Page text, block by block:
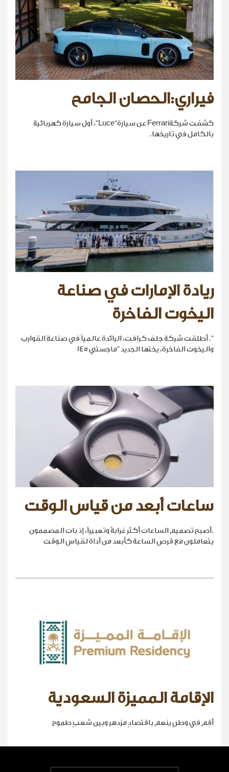
فيراري:الحصان الجامح
كشفت شركةFerrari عن سيارة“Luce”، أول سيارة كهربائية
بالكامل في تاريخها.
ريادة الإمارات في صناعة
اليخوت الفاخرة
". أطلقت شركة جلف كرافت، الرائدة عالمياً في صناعة القوارب
واليخوت الفاخرة، يختها الجديد "ماجستي 145
ساعات أبعد من قياس الوقت
.أصبح تصميم الساعات أكثر غرابةً وتعبيراً، إذ بات المصممون
يتعاملون مع قرص الساعة كأبعد من أداة لقياس الوقت
الإقامة المميزة السعودية
أقِم في وطنٍ ينعم باقتصادٍ مزدهر وبين شعبٍ طموح